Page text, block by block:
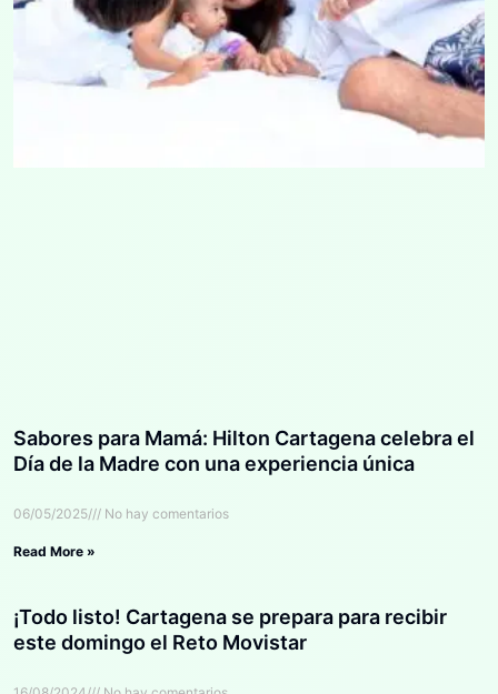
Sabores para Mamá: Hilton Cartagena celebra el
Día de la Madre con una experiencia única
06/05/2025 No hay comentarios
Read More »
¡Todo listo! Cartagena se prepara para recibir
este domingo el Reto Movistar